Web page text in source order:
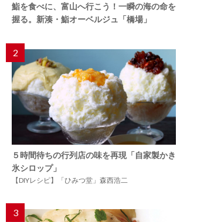
鮨を食べに、富山へ行こう！一瞬の海の命を
握る。新湊・鮨オーベルジュ「橋場」
2
５時間待ちの行列店の味を再現「自家製かき
氷シロップ」
【DIYレシピ】「ひみつ堂」森西浩二
3